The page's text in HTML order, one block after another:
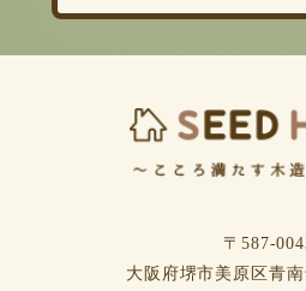
〒587-
⼤阪府堺市美原区⻘